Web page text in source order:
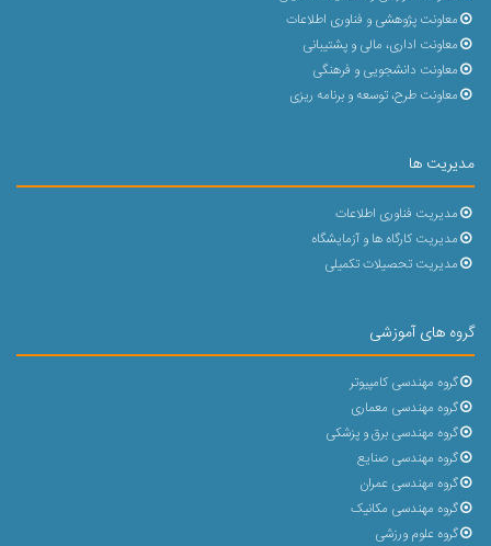
معاونت پژوهشی و فناوری اطلاعات
معاونت اداری، مالی و پشتیبانی
معاونت دانشجویی و فرهنگی
معاونت طرح، توسعه و برنامه ریزی
مدیریت ها
مدیریت فناوری اطلاعات
مدیریت کارگاه ها و آزمایشگاه
مدیریت تحصیلات تکمیلی
گروه های آموزشی
گروه مهندسی کامپیوتر
گروه مهندسی معماری
گروه مهندسی برق و پزشکی
گروه مهندسی صنایع
گروه مهندسی عمران
گروه مهندسی مکانیک
گروه علوم ورزشی